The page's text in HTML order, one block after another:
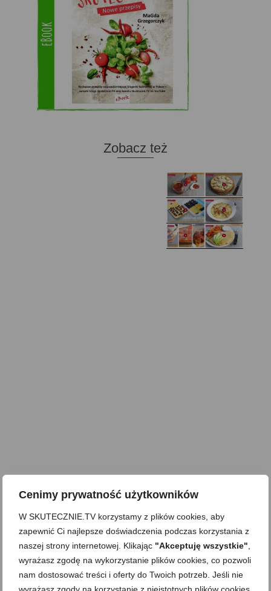
Cenimy prywatność użytkowników
W SKUTECZNIE.TV korzystamy z plików cookies, aby
zapewnić Ci najlepsze doświadczenia podczas korzystania z
naszej strony internetowej. Klikając "Akceptuję wszystkie"
wyrażasz zgodę na wykorzystanie plików cookies, co pozwoli
nam dostosować treści i oferty do Twoich potrzeb. Jeśli nie
wyrażasz zgody na korzystanie z nieistotnych plików cookies,
Zobacz też
Domowy ketchup (bez
cukru)
Tarta francuska z
cebulą i pomidorem
Domowe żelki
Zupa kurkowa z
selerem i pietruszką